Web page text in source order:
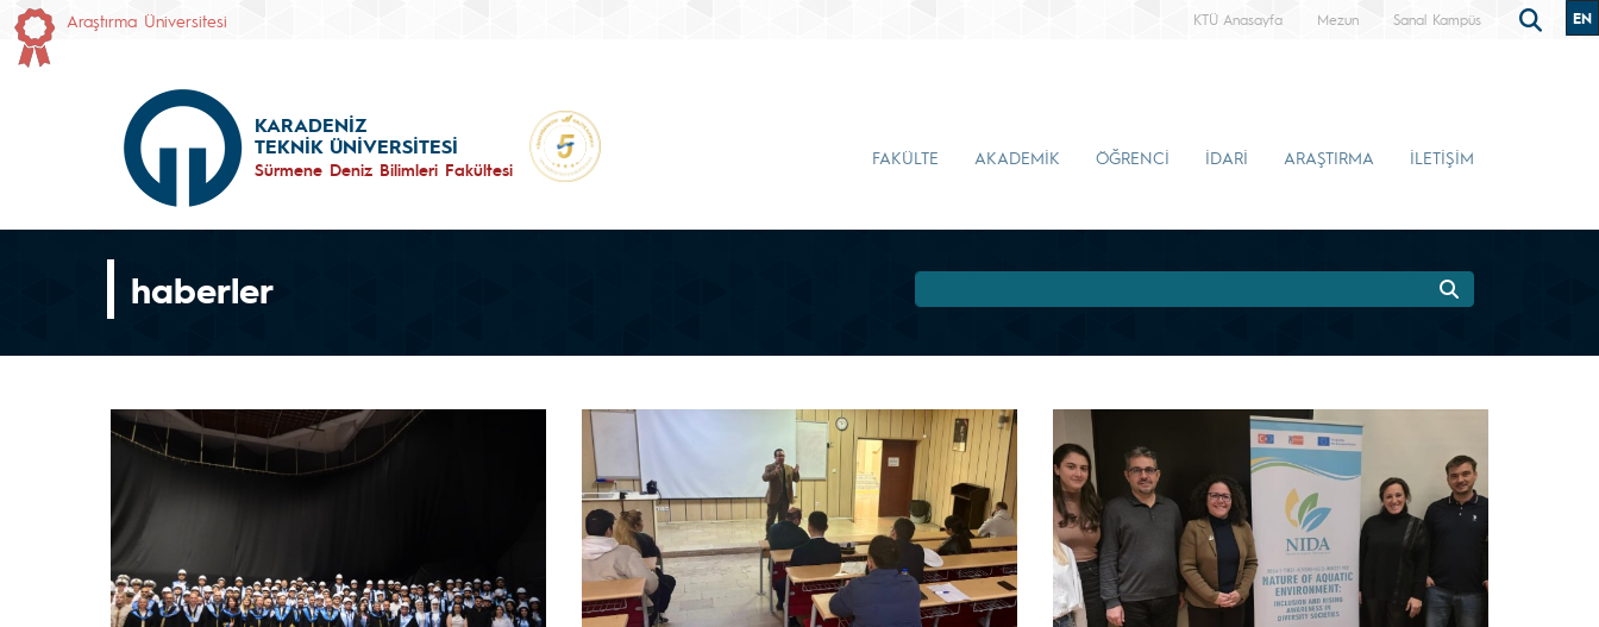
Araştırma Üniversitesi KTÜ Anasayfa Mezun Sanal Kampüs EN
KARADENİZ
TEKNİK ÜNİVERSİTESİ
Sürmene Deniz Bilimleri Fakültesi
FAKÜLTE AKADEMİK ÖĞRENCİ İDARİ ARAŞTIRMA İLETİŞİM
haberler